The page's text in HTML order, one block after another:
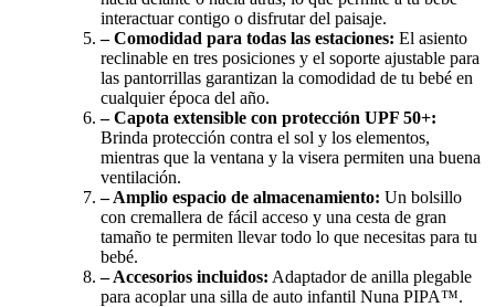
interactuar contigo o disfrutar del paisaje.
– Comodidad para todas las estaciones: El asiento
reclinable en tres posiciones y el soporte ajustable para
las pantorrillas garantizan la comodidad de tu bebé en
cualquier época del año.
– Capota extensible con protección UPF 50+:
Brinda protección contra el sol y los elementos,
mientras que la ventana y la visera permiten una buena
ventilación.
– Amplio espacio de almacenamiento: Un bolsillo
con cremallera de fácil acceso y una cesta de gran
tamaño te permiten llevar todo lo que necesitas para tu
bebé.
– Accesorios incluidos: Adaptador de anilla plegable
para acoplar una silla de auto infantil Nuna PIPA™.